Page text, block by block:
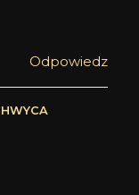
Odpowiedz